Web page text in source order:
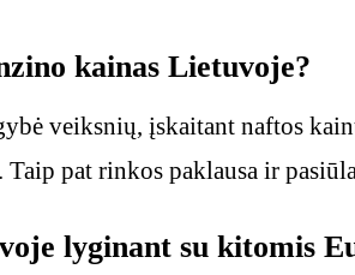
kainas Lietuvoje?
veiksnių, įskaitant naftos
pat rinkos paklausa ir
lyginant su kitomis